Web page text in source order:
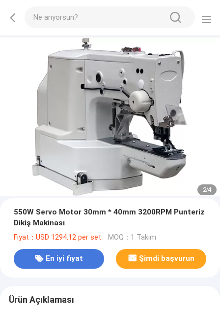
2/4
550W Servo Motor 30mm * 40mm 3200RPM Punteriz
Dikiş Makinası
Fiyat：USD 1294.12 per set MOQ：1 Takım
En iyi fiyat Şimdi başvurun
Ürün Açıklaması